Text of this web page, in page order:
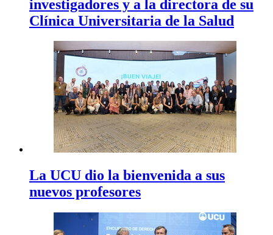
investigadores y a la directora de su
Clínica Universitaria de la Salud
La UCU dio la bienvenida a sus
nuevos profesores